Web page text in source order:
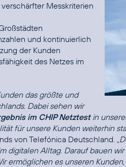
Messkriterien
und kontinuierlich
der Kunden
des Netzes im
das größte und
Dabei sehen wir
im CHIP Netztestin
für unsere Kunden weiterhin
von Telefónica Deutschland.
digitalen Alltag. Darauf bauen
ermöglichen es unseren